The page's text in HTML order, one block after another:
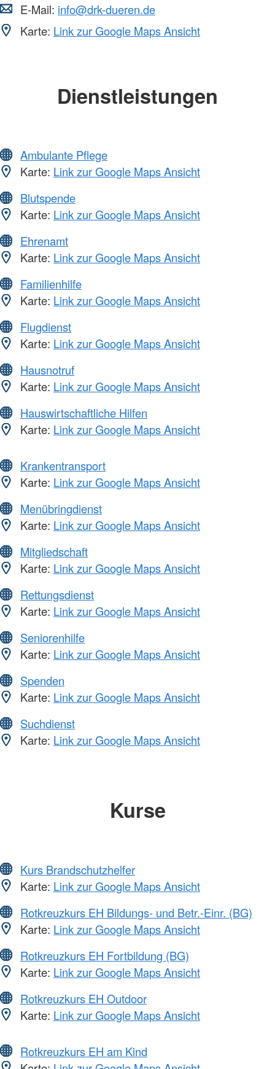
E-Mail: info@drk-dueren.de
Karte: Link zur Google Maps Ansicht
Dienstleistungen
Ambulante Pflege
Karte: Link zur Google Maps Ansicht
Blutspende
Karte: Link zur Google Maps Ansicht
Ehrenamt
Karte: Link zur Google Maps Ansicht
Familienhilfe
Karte: Link zur Google Maps Ansicht
Flugdienst
Karte: Link zur Google Maps Ansicht
Hausnotruf
Karte: Link zur Google Maps Ansicht
Hauswirtschaftliche Hilfen
Karte: Link zur Google Maps Ansicht
Krankentransport
Karte: Link zur Google Maps Ansicht
Menübringdienst
Karte: Link zur Google Maps Ansicht
Mitgliedschaft
Karte: Link zur Google Maps Ansicht
Rettungsdienst
Karte: Link zur Google Maps Ansicht
Seniorenhilfe
Karte: Link zur Google Maps Ansicht
Spenden
Karte: Link zur Google Maps Ansicht
Suchdienst
Karte: Link zur Google Maps Ansicht
Kurse
Kurs Brandschutzhelfer
Karte: Link zur Google Maps Ansicht
Rotkreuzkurs EH Bildungs- und Betr.-Einr. (BG)
Karte: Link zur Google Maps Ansicht
Rotkreuzkurs EH Fortbildung (BG)
Karte: Link zur Google Maps Ansicht
Rotkreuzkurs EH Outdoor
Karte: Link zur Google Maps Ansicht
Rotkreuzkurs EH am Kind